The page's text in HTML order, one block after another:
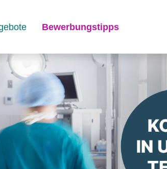
Bewerbungstipps